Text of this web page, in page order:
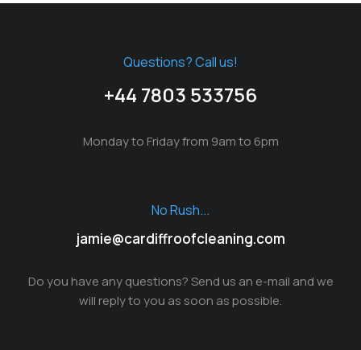
Questions? Call us!
+44 7803 533756
Monday to Friday from 9am to 6pm
No Rush...
jamie@cardiffroofcleaning.com
Do you have any questions? Send us an e-mail and we
will reply to you as soon as possible.